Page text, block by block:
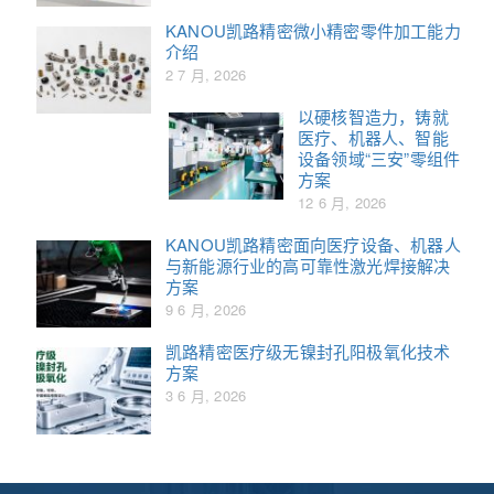
KANOU凯路精密微小精密零件加工能力
介绍
2 7 月, 2026
以硬核智造力，铸就
医疗、机器人、智能
设备领域“三安”零组件
方案
12 6 月, 2026
KANOU凯路精密面向医疗设备、机器人
与新能源行业的高可靠性激光焊接解决
方案
9 6 月, 2026
凯路精密医疗级无镍封孔阳极氧化技术
方案
3 6 月, 2026